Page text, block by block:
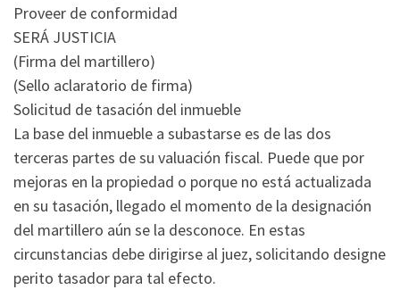
Proveer de conformidad
SERÁ JUSTICIA
(Firma del martillero)
(Sello aclaratorio de firma)
Solicitud de tasación del inmueble
La base del inmueble a subastarse es de las dos
terceras partes de su valuación fiscal. Puede que por
mejoras en la propiedad o porque no está actualizada
en su tasación, llegado el momento de la designación
del martillero aún se la desconoce. En estas
circunstancias debe dirigirse al juez, solicitando designe
perito tasador para tal efecto.